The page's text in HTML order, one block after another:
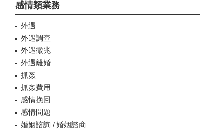
感情類業務
外遇
外遇調查
外遇徵兆
外遇離婚
抓姦
抓姦費用
感情挽回
感情問題
婚姻諮詢 / 婚姻諮商